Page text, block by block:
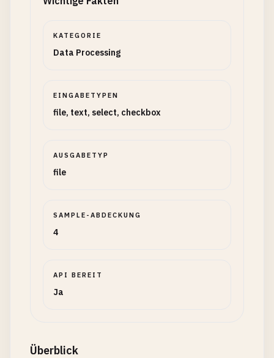
KATEGORIE
Data Processing
EINGABETYPEN
file, text, select, checkbox
AUSGABETYP
file
SAMPLE-ABDECKUNG
4
API BEREIT
Ja
Überblick